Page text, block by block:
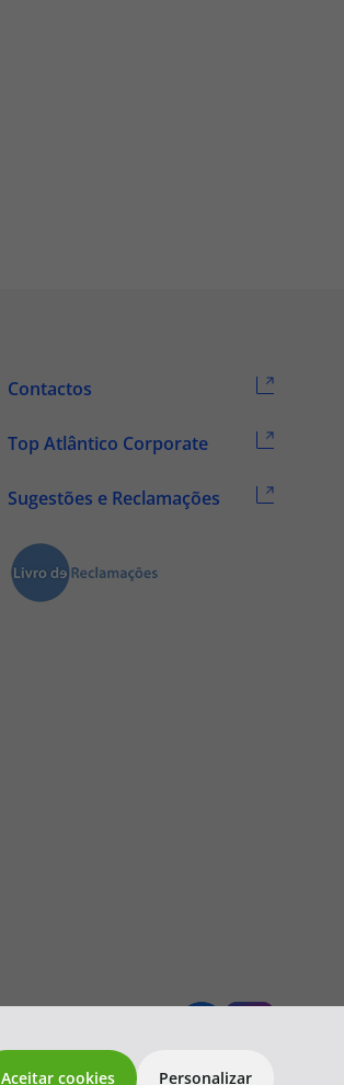
Aceitar cookies Personalizar
Contactos
Top Atlântico Corporate
Sugestões e Reclamações